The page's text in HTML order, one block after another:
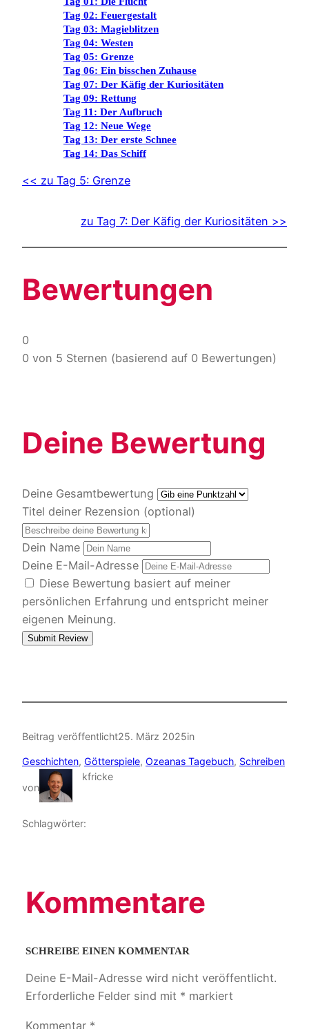
Tag 02: Feuergestalt
Tag 03: Magieblitzen
Tag 04: Westen
Tag 05: Grenze
Tag 06: Ein bisschen Zuhause
Tag 07: Der Käfig der Kuriositäten
Tag 09: Rettung
Tag 11: Der Aufbruch
Tag 12: Neue Wege
Tag 13: Der erste Schnee
Tag 14: Das Schiff
<< zu Tag 5: Grenze
zu Tag 7: Der Käfig der Kuriositäten >>
Bewertungen
0
0 von 5 Sternen (basierend auf 0 Bewertungen)
Deine Bewertung
Deine Gesamtbewertung
Titel deiner Rezension (optional)
Dein Name
Deine E-Mail-Adresse
Diese Bewertung basiert auf meiner
persönlichen Erfahrung und entspricht meiner
eigenen Meinung.
Submit Review
Beitrag veröffentlicht25. März 2025in
Geschichten, Götterspiele, Ozeanas Tagebuch, Schreiben
von
kfricke
Schlagwörter:
Kommentare
SCHREIBE EINEN KOMMENTAR
Deine E-Mail-Adresse wird nicht veröffentlicht.
Erforderliche Felder sind mit * markiert
Kommentar *